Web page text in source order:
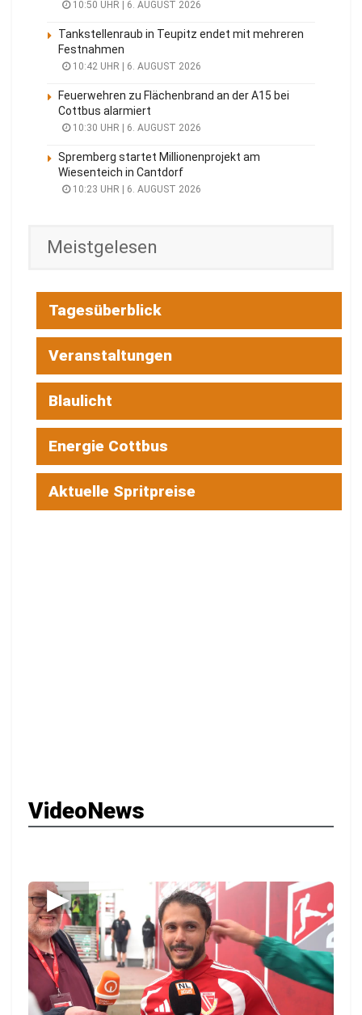
10:50 UHR | 6. AUGUST 2026
Tankstellenraub in Teupitz endet mit mehreren
Festnahmen
10:42 UHR | 6. AUGUST 2026
Feuerwehren zu Flächenbrand an der A15 bei
Cottbus alarmiert
10:30 UHR | 6. AUGUST 2026
Spremberg startet Millionenprojekt am
Wiesenteich in Cantdorf
10:23 UHR | 6. AUGUST 2026
Meistgelesen
Tagesüberblick
Veranstaltungen
Blaulicht
Energie Cottbus
Aktuelle Spritpreise
VideoNews
▶